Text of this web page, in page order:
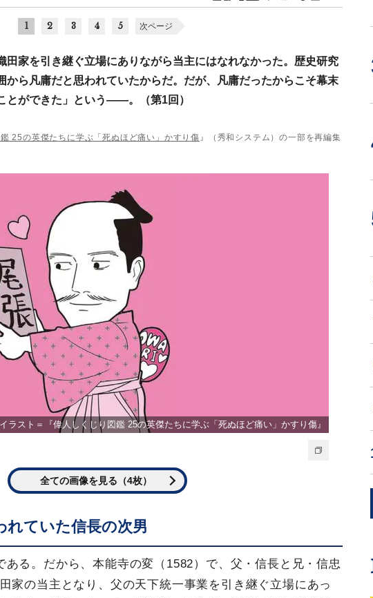
1 2 3 4 5 次ページ
田家を引き継ぐ立場にありながら当主にはなれなかった。歴史研究
から凡庸だと思われていたからだ。だが、凡庸だったからこそ幕末
とができた」という――。（第1回）
25の英傑たちに学ぶ「死ぬほど痛い」かすり傷 』（秀和システム）の一部を再編集
イラスト＝『偉人しくじり図鑑 25の英傑たちに学ぶ「死ぬほど痛い」かすり傷』
全ての画像を見る（4枚）
れていた信長の次男
ある。だから、本能寺の変（1582）で、父・信長と兄・信忠
家の当主となり、父の天下統一事業を引き継ぐ立場にあっ